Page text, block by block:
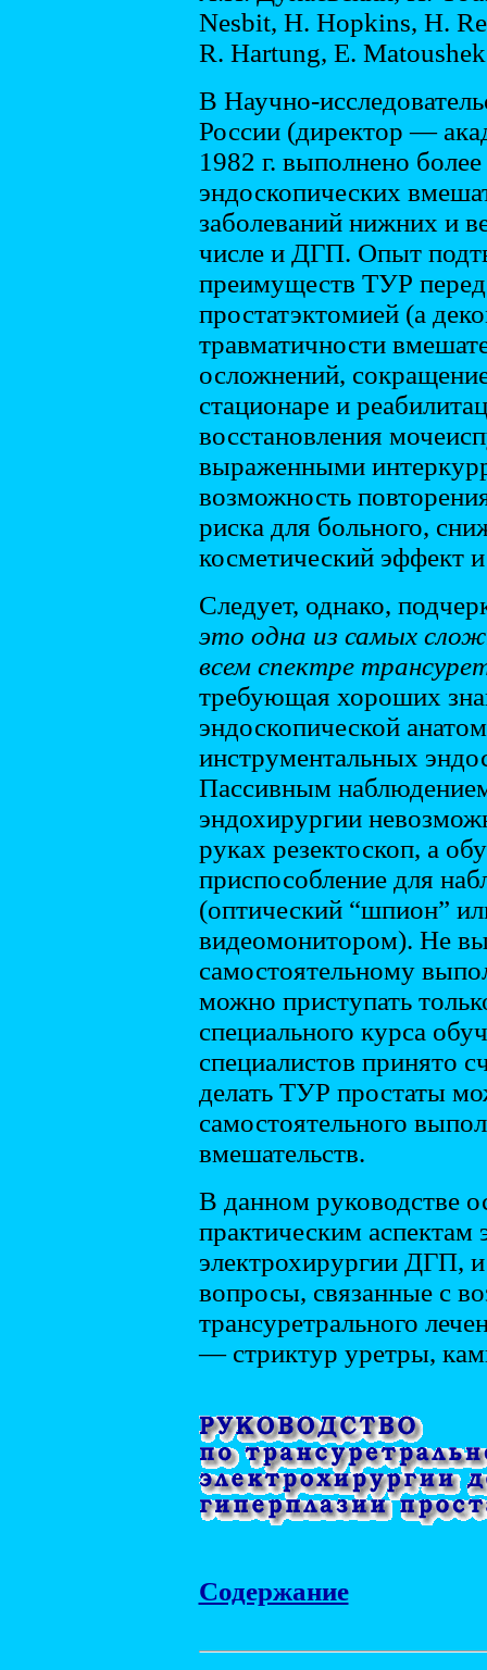
Nesbit, H. Hopkins, H.
R. Hartung, E.
В Научно-
России (директор —
1982 г. выполнено
эндоскопических
заболеваний нижних и
числе и ДГП. Опыт
преимуществ ТУР
простатэктомией (а
травматичности
осложнений,
стационаре и
восстановления
выраженными
возможность
риска для больного,
косметический эффект
Следует, однако,
это одна из самых
всем спектре
требующая хороших
эндоскопической
инструментальных
Пассивным
эндохирургии
руках резектоскоп, а
приспособление для
(оптический “шпион”
видеомонитором). Не
самостоятельному
можно приступать
специального курса
специалистов принято
делать ТУР простаты
самостоятельного
вмешательств.
В данном руководстве
практическим аспектам
электрохирургии ДГП,
вопросы, связанные с
трансуретрального
— стриктур уретры,
Содержание